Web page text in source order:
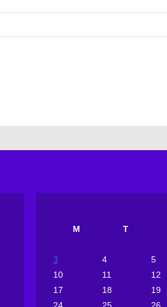
M T
3 4
5
10
11
12
17
18
19
24
25 26